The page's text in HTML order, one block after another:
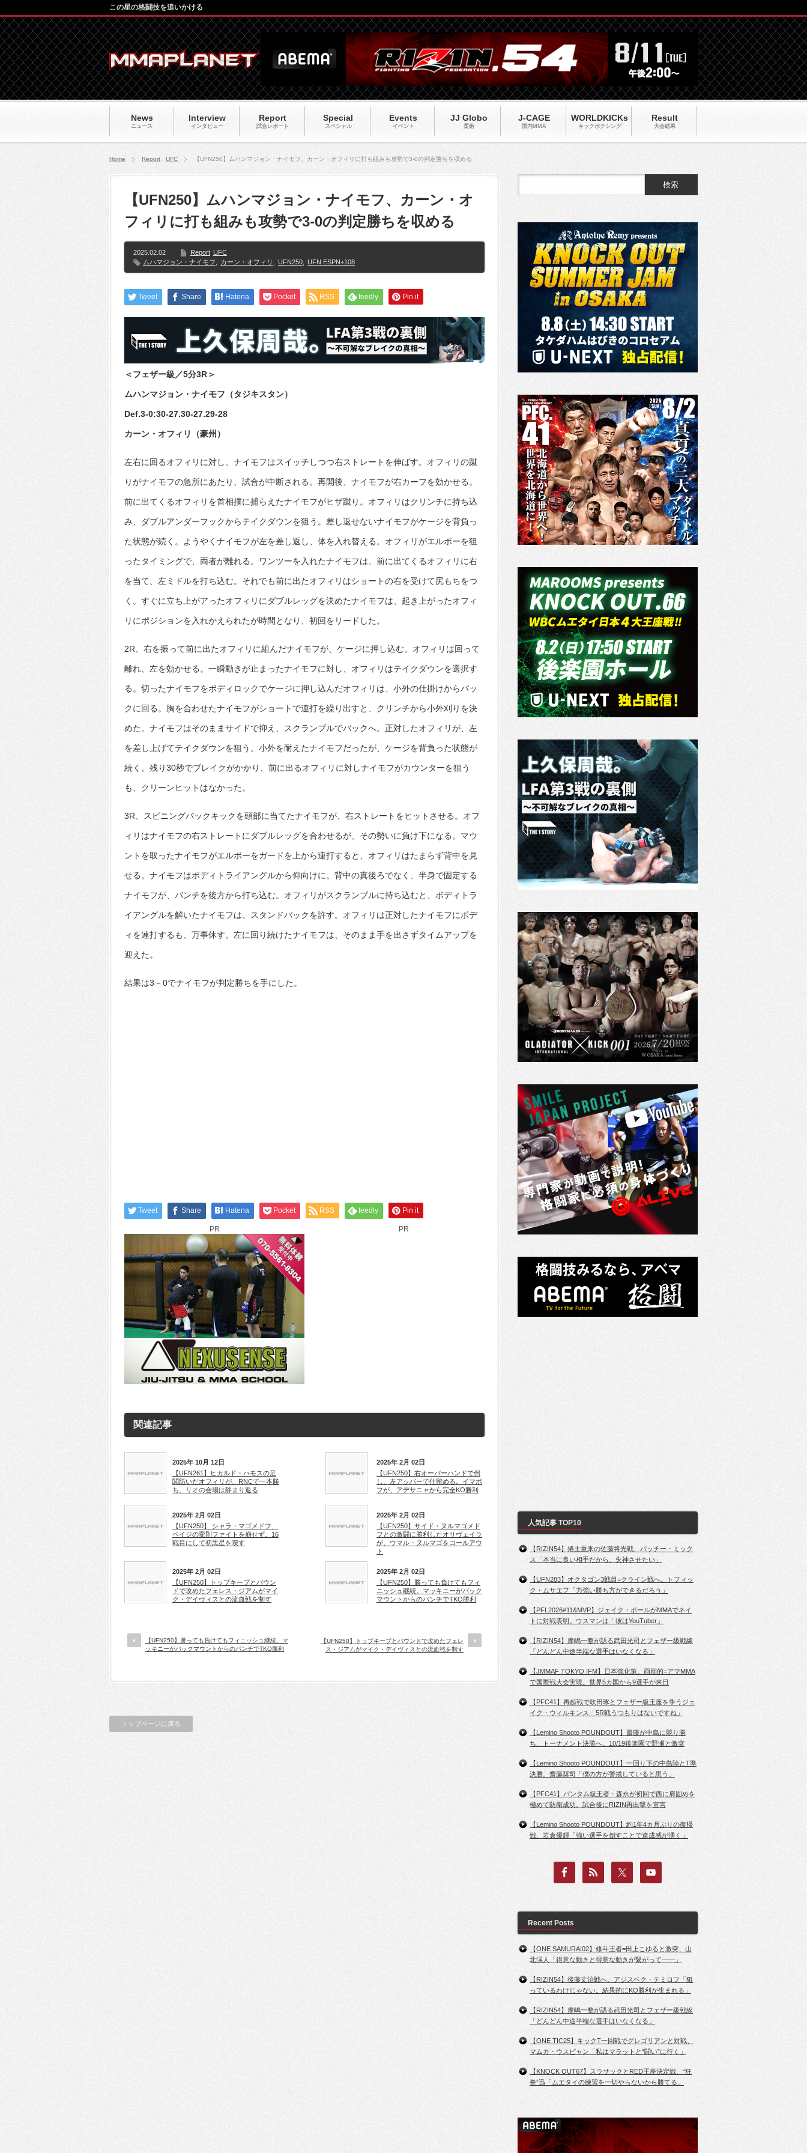
News
ニュース
Interview
インタビュー
Report
試合レポート
Special
スペシャル
Events
イベント
JJ Globo
柔術
J-CAGE
国内MMA
WORLDKICKs
キックポクシング
Result
大会結果
この星の格闘技を追いかける
Home Report UFC 【UFN250】ムハンマジョン・ナイモフ、カーン・オフィリに打も組みも攻勢で3-0の判定勝ちを収める
【UFN250】ムハンマジョン・ナイモフ、カーン・オ
フィリに打も組みも攻勢で3-0の判定勝ちを収める
2025.02.02 Report UFC
ムハマジョン・ナイモフ
カーン・オフィリ UFN250 UFN ESPN+108
Tweet Share Hatena Pocket RSS feedly Pin it
＜フェザー級／5分3R＞
ムハンマジョン・ナイモフ（タジキスタン）
Def.3-0:30-27.30-27.29-28
カーン・オフィリ（豪州）
左右に回るオフィリに対し、ナイモフはスイッチしつつ右ストレートを伸ばす。オフィリの蹴
りがナイモフの急所にあたり、試合が中断される。再開後、ナイモフが右カーフを効かせる。
前に出てくるオフィリを首相撲に捕らえたナイモフがヒザ蹴り。オフィリはクリンチに持ち込
み、ダブルアンダーフックからテイクダウンを狙う。差し返せないナイモフがケージを背負っ
た状態が続く。ようやくナイモフが左を差し返し、体を入れ替える。オフィリがエルボーを狙
ったタイミングで、両者が離れる。ワンツーを入れたナイモフは、前に出てくるオフィリに右
を当て、左ミドルを打ち込む。それでも前に出たオフィリはショートの右を受けて尻もちをつ
く。すぐに立ち上がアったオフィリにダブルレッグを決めたナイモフは、起き上がったオフィ
リにポジションを入れかえられたが時間となり、初回をリードした。
2R、右を振って前に出たオフィリに組んだナイモフが、ケージに押し込む。オフィリは回って
離れ、左を効かせる。一瞬動きが止まったナイモフに対し、オフィリはテイクダウンを選択す
る。切ったナイモフをボディロックでケージに押し込んだオフィリは、小外の仕掛けからバッ
クに回る。胸を合わせたナイモフがショートで連打を繰り出すと、クリンチから小外刈りを決
めた。ナイモフはそのままサイドで抑え、スクランブルでバックへ。正対したオフィリが、左
を差し上げてテイクダウンを狙う。小外を耐えたナイモフだったが、ケージを背負った状態が
続く。残り30秒でブレイクがかかり、前に出るオフィリに対しナイモフがカウンターを狙う
も、クリーンヒットはなかった。
3R、スピニングバックキックを頭部に当てたナイモフが、右ストレートをヒットさせる。オフ
ィリはナイモフの右ストレートにダブルレッグを合わせるが、その勢いに負け下になる。マウ
ントを取ったナイモフがエルボーをガードを上から連打すると、オフィリはたまらず背中を見
せる。ナイモフはボディトライアングルから仰向けに。背中の真後ろでなく、半身で固定する
ナイモフが、パンチを後方から打ち込む。オフィリがスクランブルに持ち込むと、ボディトラ
イアングルを解いたナイモフは、スタンドバックを許す。オフィリは正対したナイモフにボデ
ィを連打するも、万事休す。左に回り続けたナイモフは、そのまま手を出さずタイムアップを
迎えた。
結果は3－0でナイモフが判定勝ちを手にした。
Tweet Share Hatena Pocket RSS feedly Pin it
PR PR
関連記事
2025年 10月 12日
【UFN261】ヒカルド・ハモスの足
関防いだオフィリが、RNCで一本勝
ち。リオの会場は静まり返る
2025年 2月 02日
【UFN250】右オーバーハンドで倒
し、左アッパーで仕留める。イマボ
フが、アデサニャから完全KO勝利
2025年 2月 02日
【UFN250】 シャラ・マゴメドフ、
ペイジの変則ファイトを崩せず。16
戦目にして初黒星を喫す
2025年 2月 02日
【UFN250】サイド・ヌルマゴメド
フとの激闘に勝利したオリヴェイラ
が、ウマル・ヌルマゴをコールアウ
ト
2025年 2月 02日
【UFN250】トップキープとパウン
ドで攻めたフェレス・ジアムがマイ
ク・デイヴィスとの流血戦を制す
2025年 2月 02日
【UFN250】勝っても負けてもフィ
ニッシュ継続。マッキニーがバック
マウントからのパンチでTKO勝利
【UFN250】勝っても負けてもフィニッシュ継続。マ
ッキニーがバックマウントからのパンチでTKO勝利
【UFN250】トップキープとパウンドで攻めたフェレ
ス・ジアムがマイク・デイヴィスとの流血戦を制す
トップページに戻る
人気記事 TOP10
【RIZIN54】捲土重来の佐藤将光戦、パッチー・ミック
ス「本当に良い相手だから、失神させたい」
【UFN283】オクタゴン3戦目=クライン戦へ。トフィッ
ク・ムサエフ「力強い勝ち方ができるだろう」
【PFL2026#11&MVP】ジェイク・ポールがMMAでネイ
トに対戦表明。ウスマンは「彼はYouTuber」
【RIZIN54】摩嶋一整が語る武田光司とフェザー級戦線
「どんどん中途半端な選手はいなくなる」
【JMMAF TOKYO IFM】日本強化策。画期的=アマMMA
で国際戦大会実現。世界5カ国から9選手が来日
【PFC41】再起戦で吹田琢とフェザー級王座を争うジェ
イク・ウィルキンス「5R戦うつもりはないですね」
【Lemino Shooto POUNDOUT】齋藤が中島に競り勝
ち、トーナメント決勝へ。10/19後楽園で野瀬と激突
【Lemino Shooto POUNDOUT】一回り下の中島陸とT準
決勝。齋藤奨司「僕の方が警戒していると思う」
【PFC41】バンタム級王者・森永が初回で西に肩固めを
極めて防衛成功。試合後にRIZIN再出撃を宣言
【Lemino Shooto POUNDOUT】約1年4カ月ぶりの復帰
戦、岩倉優輝「強い選手を倒すことで達成感が湧く」
Recent Posts
【ONE SAMURAI02】修斗王者=田上こゆると激突、山
北渓人「得意な動きと得意な動きが繋がって――」
【RIZIN54】後藤丈治戦へ。アジスベク・テミロフ「狙
っているわけじゃない。結果的にKO勝利が生まれる」
【RIZIN54】摩嶋一整が語る武田光司とフェザー級戦線
「どんどん中途半端な選手はいなくなる」
【ONE TIC25】キックT一回戦でグレゴリアンと対戦、
マムカ・ウスビャン「私はマラットと“闘い”に行く」
【KNOCK OUT67】スラサックとRED王座決定戦、“狂
拳”迅「ムエタイの練習を一切やらないから勝てる」